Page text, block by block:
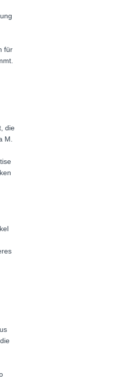
für
die
M.